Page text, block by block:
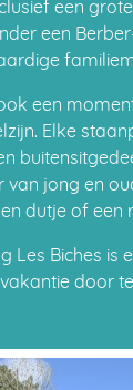
een
een
een
Elke
van jong en
dutje of een
Les Biches is
door